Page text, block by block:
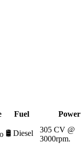
Fuel Power
🛢️ Diesel
305 CV @
3000rpm.